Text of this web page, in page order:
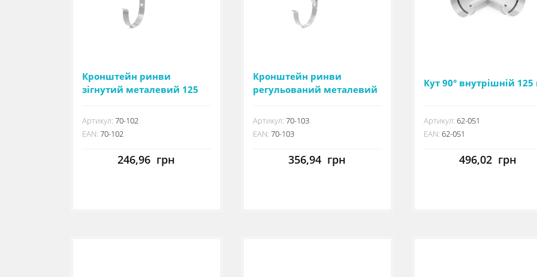
Кронштейн ринви
зігнутий металевий 125
Артикул: 70-102
EAN: 70-102
246,96 грн
Кронштейн ринви
регульований металевий
Артикул: 70-103
EAN: 70-103
356,94 грн
Кут 90° внутрішній
Артикул: 62-051
EAN: 62-051
496,02 грн